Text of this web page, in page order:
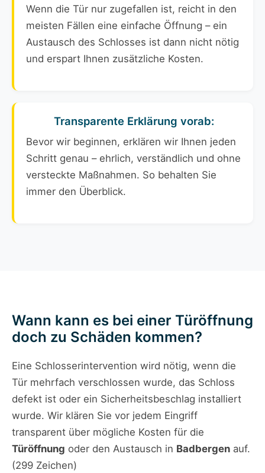
Wenn die Tür nur zugefallen ist, reicht in den
meisten Fällen eine einfache Öffnung – ein
Austausch des Schlosses ist dann nicht nötig
und erspart Ihnen zusätzliche Kosten.
Transparente Erklärung vorab:
Bevor wir beginnen, erklären wir Ihnen jeden
Schritt genau – ehrlich, verständlich und ohne
versteckte Maßnahmen. So behalten Sie
immer den Überblick.
Wann kann es bei einer Türöffnung
doch zu Schäden kommen?
Eine Schlosserintervention wird nötig, wenn die
Tür mehrfach verschlossen wurde, das Schloss
defekt ist oder ein Sicherheitsbeschlag installiert
wurde. Wir klären Sie vor jedem Eingriff
transparent über mögliche Kosten für die
Türöffnung oder den Austausch in Badbergen auf.
(299 Zeichen)